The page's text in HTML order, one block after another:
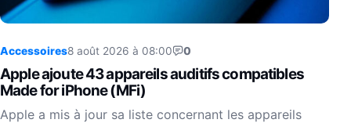
Accessoires8 août 2026 à 08:00 0
Apple ajoute 43 appareils auditifs compatibles
Made for iPhone (MFi)
Apple a mis à jour sa liste concernant les appareils